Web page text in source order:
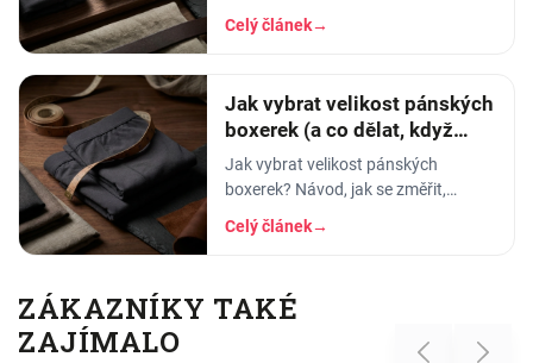
spodního prádla - prodyšnost,
savost, trvanlivost a pro koho se
Celý článek→
Jak vybrat velikost pánských
boxerek (a co dělat, když
tlačí)
Jak vybrat velikost pánských
boxerek? Návod, jak se změřit,
orientační tabulka velikostí a tipy, co
dělat, když boxerky tlačí nebo se
Celý článek→
ZÁKAZNÍKY TAKÉ
ZAJÍMALO
Previous Next